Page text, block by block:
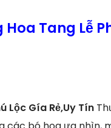
Tang Lễ
Lộc Gía Rẻ,Uy Tín